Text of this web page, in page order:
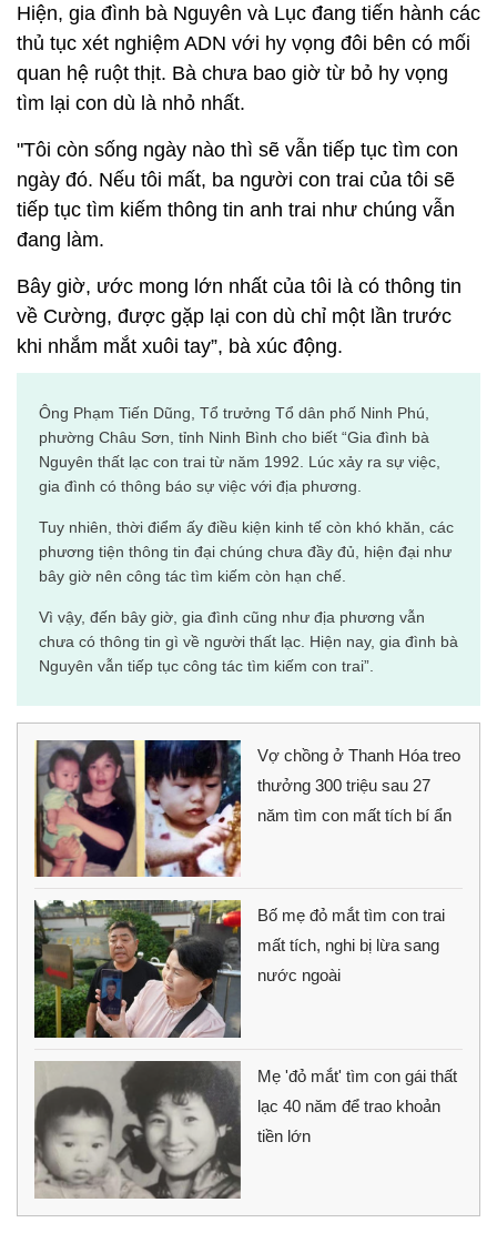
Hiện, gia đình bà Nguyên và Lục đang tiến hành các
thủ tục xét nghiệm ADN với hy vọng đôi bên có mối
quan hệ ruột thịt. Bà chưa bao giờ từ bỏ hy vọng
tìm lại con dù là nhỏ nhất.
"Tôi còn sống ngày nào thì sẽ vẫn tiếp tục tìm con
ngày đó. Nếu tôi mất, ba người con trai của tôi sẽ
tiếp tục tìm kiếm thông tin anh trai như chúng vẫn
đang làm.
Bây giờ, ước mong lớn nhất của tôi là có thông tin
về Cường, được gặp lại con dù chỉ một lần trước
khi nhắm mắt xuôi tay”, bà xúc động.
Ông Phạm Tiến Dũng, Tổ trưởng Tổ dân phố Ninh Phú,
phường Châu Sơn, tỉnh Ninh Bình cho biết “Gia đình bà
Nguyên thất lạc con trai từ năm 1992. Lúc xảy ra sự việc,
gia đình có thông báo sự việc với địa phương.
Tuy nhiên, thời điểm ấy điều kiện kinh tế còn khó khăn, các
phương tiện thông tin đại chúng chưa đầy đủ, hiện đại như
bây giờ nên công tác tìm kiếm còn hạn chế.
Vì vậy, đến bây giờ, gia đình cũng như địa phương vẫn
chưa có thông tin gì về người thất lạc. Hiện nay, gia đình bà
Nguyên vẫn tiếp tục công tác tìm kiếm con trai”.
Vợ chồng ở Thanh Hóa treo
thưởng 300 triệu sau 27
năm tìm con mất tích bí ẩn
Bố mẹ đỏ mắt tìm con trai
mất tích, nghi bị lừa sang
nước ngoài
Mẹ 'đỏ mắt' tìm con gái thất
lạc 40 năm để trao khoản
tiền lớn